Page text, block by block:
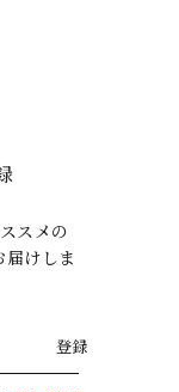
スメの
けしま
登録